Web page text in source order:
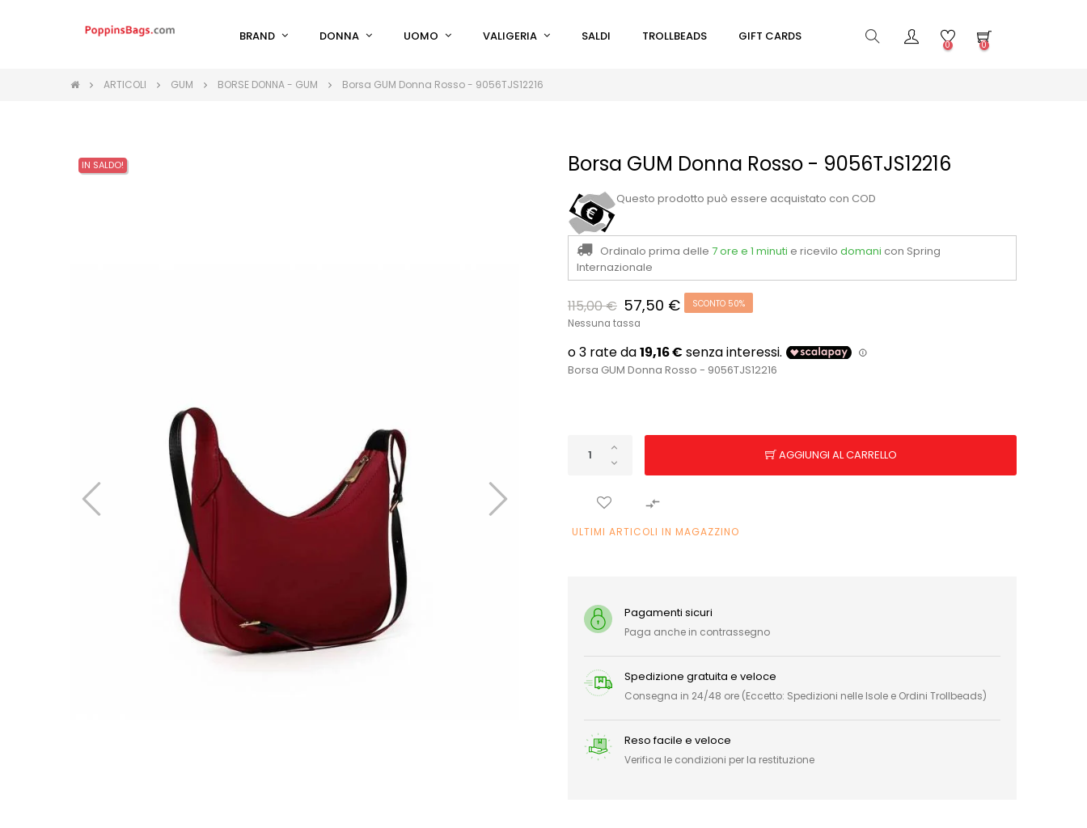
BRAND DONNA UOMO VALIGERIA SALDI TROLLBEADS GIFT CARDS
0 0
ARTICOLI GUM BORSE DONNA - GUM Borsa GUM Donna Rosso - 9056TJS12216
IN SALDO! Borsa GUM Donna Rosso - 9056TJS12216
Questo prodotto può essere acquistato con COD
Ordinalo prima delle 7 ore e 1 minuti e ricevilo domani con Spring
Internazionale
115,00 € 57,50 € SCONTO 50%
Nessuna tassa
Borsa GUM Donna Rosso - 9056TJS12216
AGGIUNGI AL CARRELLO

ULTIMI ARTICOLI IN MAGAZZINO
Pagamenti sicuri
Paga anche in contrassegno
Spedizione gratuita e veloce
Consegna in 24/48 ore (Eccetto: Spedizioni nelle Isole e Ordini Trollbeads)
Reso facile e veloce
Verifica le condizioni per la restituzione